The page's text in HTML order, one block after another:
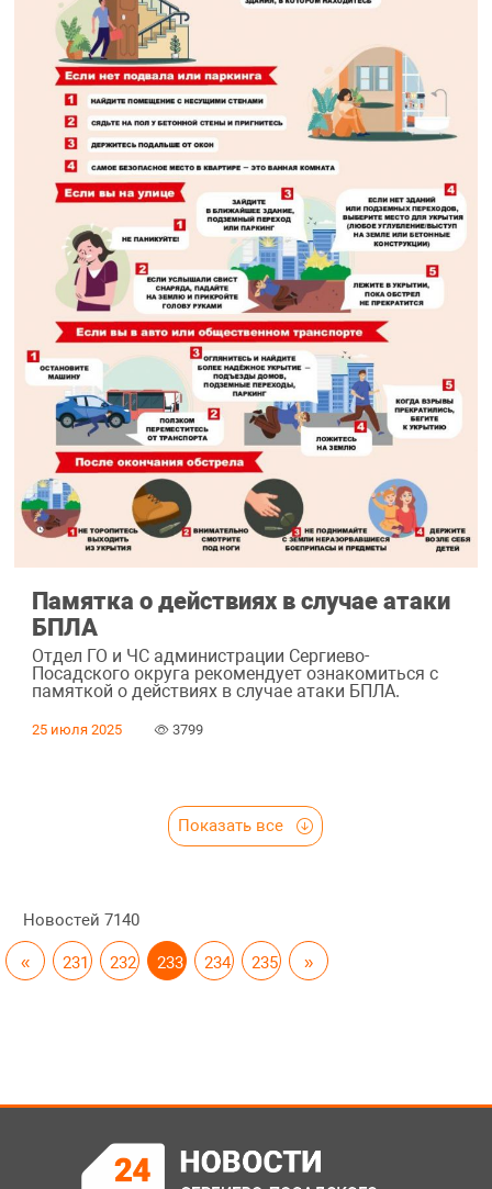
Памятка о действиях в случае атаки
БПЛА
Отдел ГО и ЧС администрации Сергиево-
Посадского округа рекомендует ознакомиться с
памяткой о действиях в случае атаки БПЛА.
25 июля 2025 3799
Показать все
Новостей 7140
« 231 232 233 234 235 »